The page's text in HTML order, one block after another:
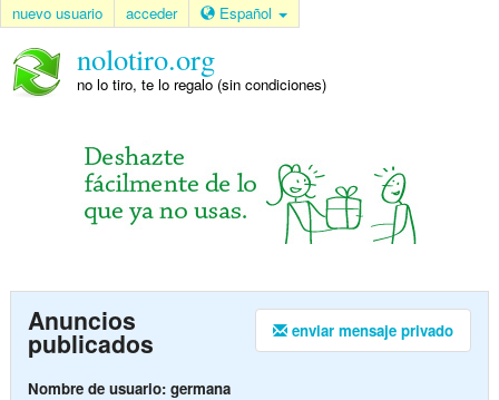
nuevo usuario acceder Español
nolotiro.org
no lo tiro, te lo regalo (sin condiciones)
enviar mensaje privado
Anuncios
publicados
Nombre de usuario: germana